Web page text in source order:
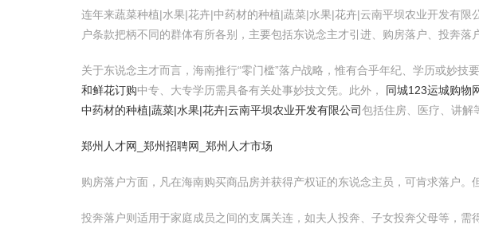
连年来蔬菜种植|水果|花卉|中药材的种植|蔬菜|水果|花卉|云南平坝农业开发有
户条款把柄不同的群体有所各别，主要包括东说念主才引进、购房落户、投奔落
关于东说念主才而言，海南推行“零门槛”落户战略，惟有合乎年纪、学历或妙技
和鲜花订购中专、大专学历需具备有关处事妙技文凭。此外， 同城123运城购物
中药材的种植|蔬菜|水果|花卉|云南平坝农业开发有限公司包括住房、医疗、讲解
郑州人才网_郑州招聘网_郑州人才市场
购房落户方面，凡在海南购买商品房并获得产权证的东说念主员，可肯求落户
投奔落户则适用于家庭成员之间的支属关连，如夫人投奔、子女投奔父母等，需